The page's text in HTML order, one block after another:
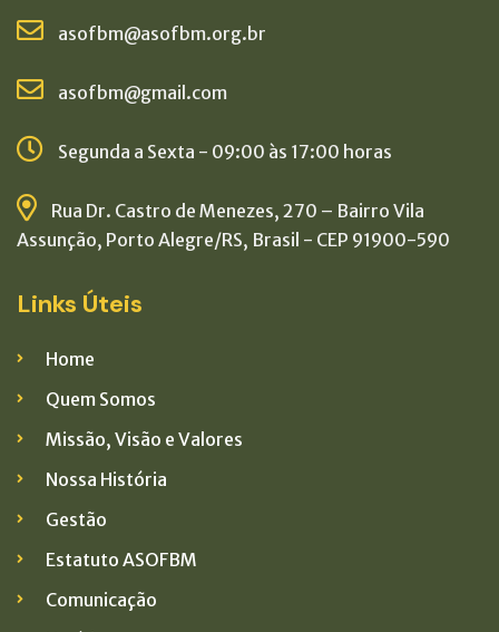
asofbm@asofbm.org.br
asofbm@gmail.com
Segunda a Sexta - 09:00 às 17:00 horas
Rua Dr. Castro de Menezes, 270 – Bairro Vila
Assunção, Porto Alegre/RS, Brasil - CEP 91900-590
Links Úteis
Home
Quem Somos
Missão, Visão e Valores
Nossa História
Gestão
Estatuto ASOFBM
Comunicação